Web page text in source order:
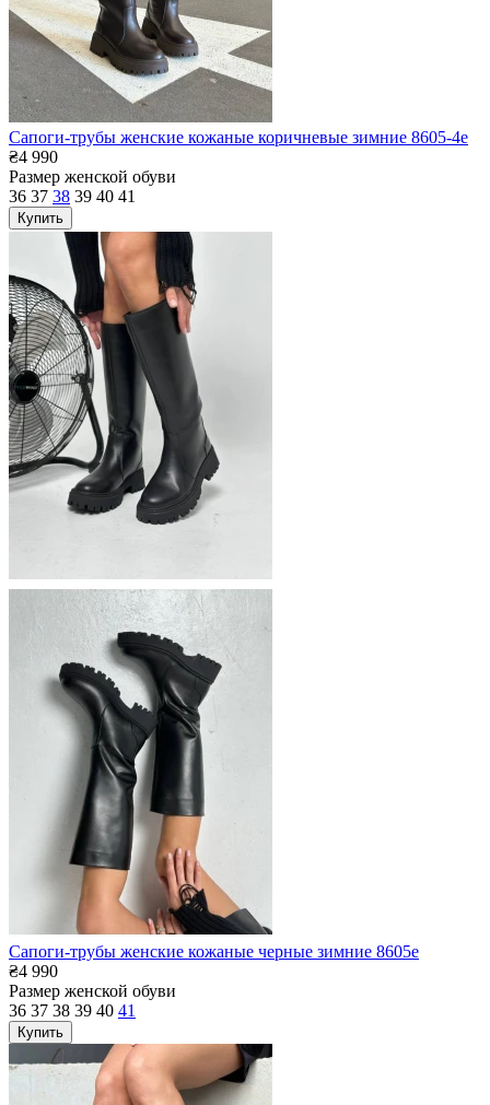
Сапоги-трубы женские кожаные коричневые зимние 8605-4е
₴4 990
Размер женской обуви
36 37 38 39 40 41
Купить
Сапоги-трубы женские кожаные черные зимние 8605е
₴4 990
Размер женской обуви
36 37 38 39 40 41
Купить